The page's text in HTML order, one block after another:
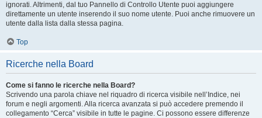
ignorati. Altrimenti, dal tuo Pannello di Controllo Utente puoi aggiungere
direttamente un utente inserendo il suo nome utente. Puoi anche rimuovere un
utente dalla lista dalla stessa pagina.
Top
Ricerche nella Board
Come si fanno le ricerche nella Board?
Scrivendo una parola chiave nel riquadro di ricerca visibile nell’Indice, nei
forum e negli argomenti. Alla ricerca avanzata si può accedere premendo il
collegamento “Cerca” visibile in tutte le pagine. Ci possono essere differenze